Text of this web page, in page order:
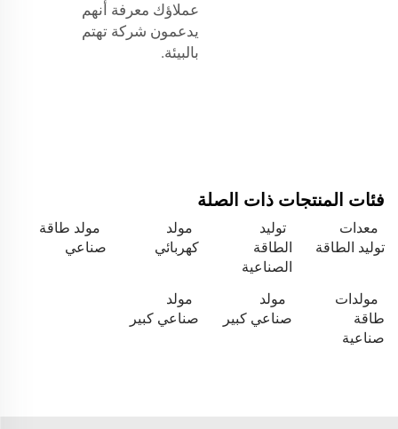
عملاؤك معرفة أنهم
يدعمون شركة تهتم
بالبيئة.
فئات المنتجات ذات الصلة
معدات
توليد الطاقة
توليد
الطاقة
الصناعية
مولد
كهربائي
مولد طاقة
صناعي
مولدات
طاقة
صناعية
مولد
صناعي كبير
مولد
صناعي كبير